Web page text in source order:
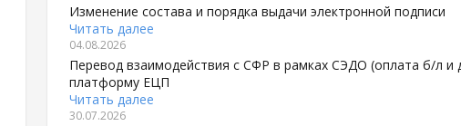
Изменение состава и порядка выдачи электронной подписи
Читать далее
04.08.2026
Перевод взаимодействия с СФР в рамках СЭДО (оплата б/л и
платформу ЕЦП
Читать далее
30.07.2026